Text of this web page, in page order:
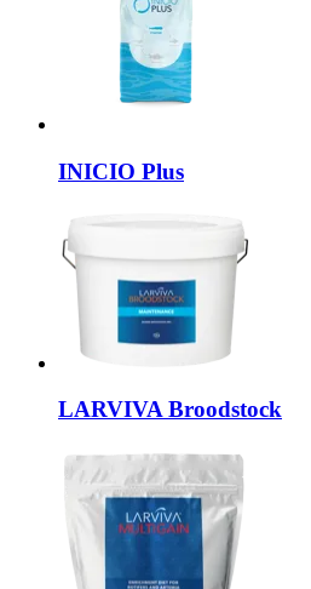
INICIO Plus
LARVIVA Broodstock